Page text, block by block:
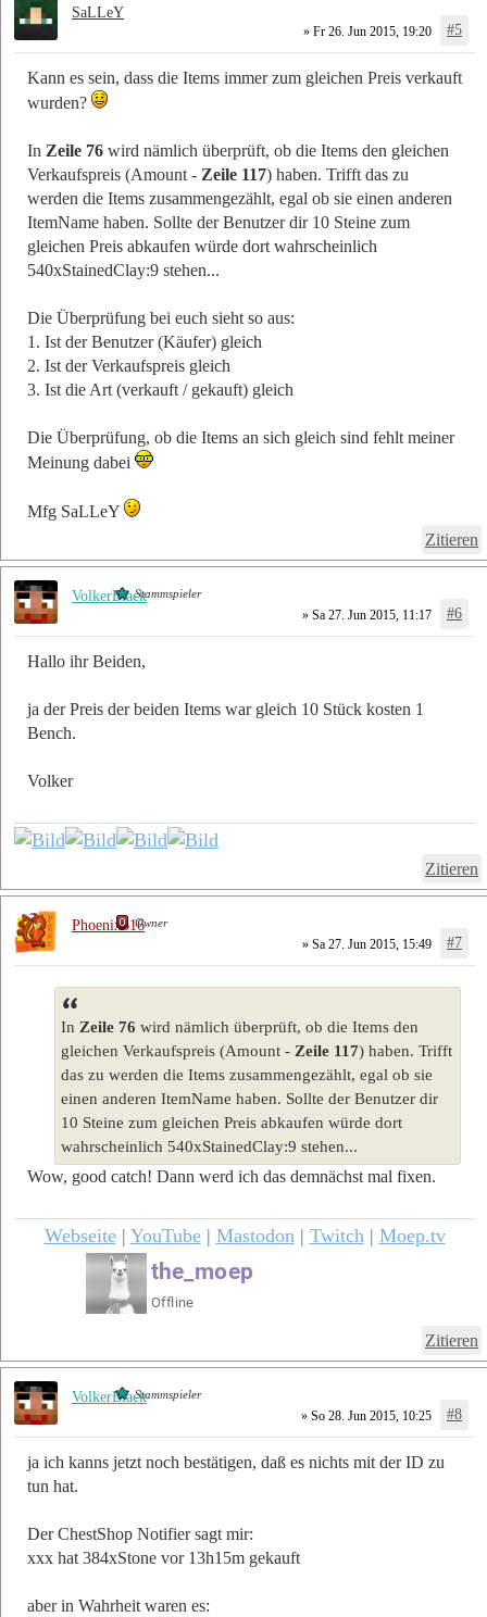
» Fr 26. Jun 2015, 19:20 #5
Kann es sein, dass die Items immer zum gleichen Preis verkauft
wurden?
In Zeile 76 wird nämlich überprüft, ob die Items den gleichen
Verkaufspreis (Amount - Zeile 117) haben. Trifft das zu
werden die Items zusammengezählt, egal ob sie einen anderen
ItemName haben. Sollte der Benutzer dir 10 Steine zum
gleichen Preis abkaufen würde dort wahrscheinlich
540xStainedClay:9 stehen...
Die Überprüfung bei euch sieht so aus:
1. Ist der Benutzer (Käufer) gleich
2. Ist der Verkaufspreis gleich
3. Ist die Art (verkauft / gekauft) gleich
Die Überprüfung, ob die Items an sich gleich sind fehlt meiner
Meinung dabei
Mfg SaLLeY
Zitieren
SaLLeY
» Sa 27. Jun 2015, 11:17 #6
Hallo ihr Beiden,
ja der Preis der beiden Items war gleich 10 Stück kosten 1
Bench.
Volker
Zitieren
VolkerBlackStammspieler
» Sa 27. Jun 2015, 15:49 #7
In Zeile 76 wird nämlich überprüft, ob die Items den
gleichen Verkaufspreis (Amount - Zeile 117) haben. Trifft
das zu werden die Items zusammengezählt, egal ob sie
einen anderen ItemName haben. Sollte der Benutzer dir
10 Steine zum gleichen Preis abkaufen würde dort
wahrscheinlich 540xStainedClay:9 stehen...
Wow, good catch! Dann werd ich das demnächst mal fixen.
Webseite| YouTube| Mastodon| Twitch| Moep.tv
Zitieren
Phoenix616Owner
» So 28. Jun 2015, 10:25 #8
ja ich kanns jetzt noch bestätigen, daß es nichts mit der ID zu
tun hat.
Der ChestShop Notifier sagt mir:
xxx hat 384xStone vor 13h15m gekauft
aber in Wahrheit waren es:
VolkerBlackStammspieler